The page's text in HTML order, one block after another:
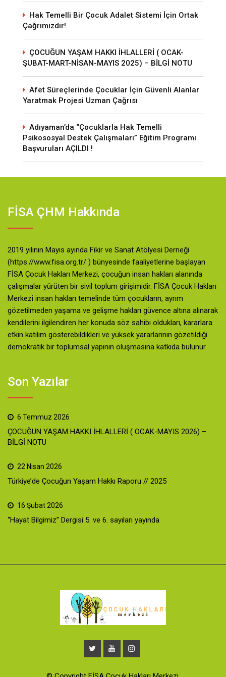
Hak Temelli Bir Çocuk Adalet Sistemi İçin Ortak
Çağrımızdır!
ÇOCUĞUN YAŞAM HAKKI İHLALLERİ ( OCAK-
ŞUBAT-MART-NİSAN-MAYIS 2025) – BİLGİ NOTU
Afet Süreçlerinde Çocuklar İçin Güvenli Alanlar
Yaratmak Projesi Uzman Çağrısı
Adıyaman’da “Çocuklarla Hak Temelli
Psikososyal Destek Çalışmaları” Eğitim Programı
Başvuruları AÇILDI !
FİSA ÇHM Hakkında
2019 yılının Mayıs ayında Fikir ve Sanat Atölyesi Derneği
(https://www.fisa.org.tr/ ) bünyesinde faaliyetlerine başlayan
FİSA Çocuk Hakları Merkezi, çocuğun insan hakları alanında
çalışmalar yürüten bir sivil toplum girişimidir. FİSA Çocuk Hakları
Merkezi insan hakları temelinde tüm çocukların, ayrım
gözetilmeden yaşama ve gelişme hakları güvence altına alınarak
kendilerini ilgilendiren her konuda söz sahibi oldukları, kararlara
etkin katılım gösterebildikleri ve yüksek yararlarının gözetildiği
demokratik bir toplumsal yapının oluşmasına katkıda bulunur.
Son Yazılar
6 Temmuz 2026
ÇOCUĞUN YAŞAM HAKKI İHLALLERİ ( OCAK-MAYIS 2026) –
BİLGİ NOTU
22 Nisan 2026
Türkiye’de Çocuğun Yaşam Hakkı Raporu // 2025
16 Şubat 2026
“Hayat Bilgimiz” Dergisi 5. ve 6. sayıları yayında